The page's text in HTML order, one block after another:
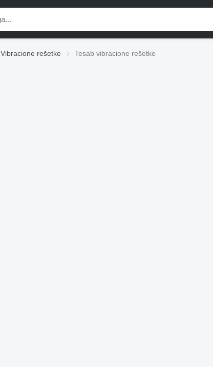
Vibracione rešetke Tesab vibracione rešetke